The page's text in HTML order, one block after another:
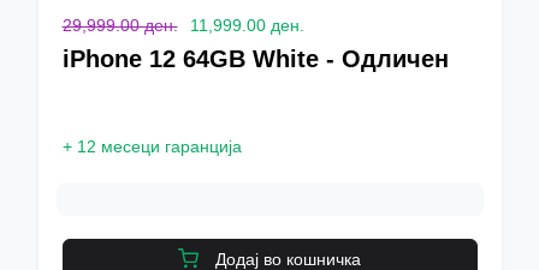
29,999.00 ден. 11,999.00 ден.
iPhone 12 64GB White - Одличен
+ 12 месеци гаранција
Додај во кошничка